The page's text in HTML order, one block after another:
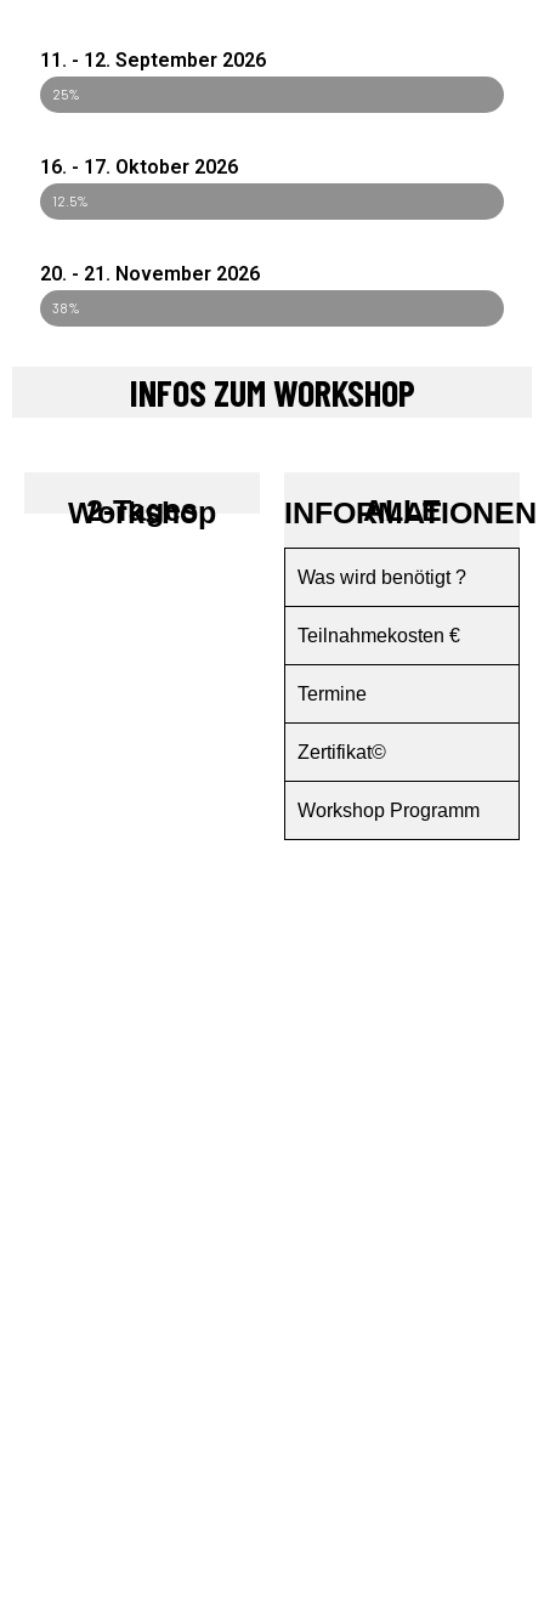
11. - 12. September 2026
verfügbar
25%
16. - 17. Oktober 2026
verfügbar
12.5%
20. - 21. November 2026
verfügbar
38%
INFOS ZUM WORKSHOP
2-Tages Workshop ALLE INFORMATIONEN
Was wird benötigt ?
Teilnahmekosten €
Termine
Zertifikat©
Workshop Programm